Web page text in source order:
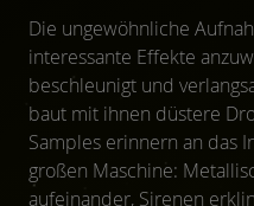
Die ungewöhnliche
interessante Effekte
beschleunigt und
baut mit ihnen düstere
Samples erinnern an das
großen Maschine:
aufeinander, Sirenen